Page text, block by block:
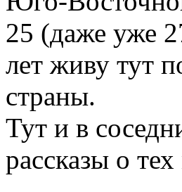
25 (даже уже
лет живу тут
страны.
Тут и в
рассказы о